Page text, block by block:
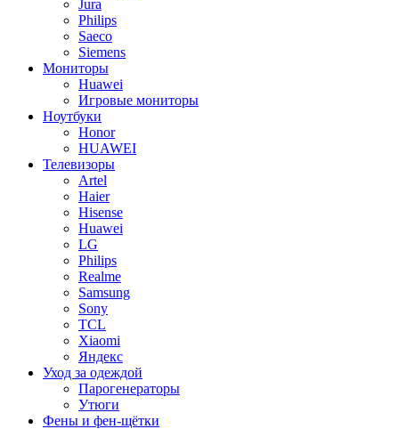
Jura
Philips
Saeco
Siemens
Мониторы
Huawei
Игровые мониторы
Ноутбуки
Honor
HUAWEI
Телевизоры
Artel
Haier
Hisense
Huawei
LG
Philips
Realme
Samsung
Sony
TCL
Xiaomi
Яндекс
Уход за одеждой
Парогенераторы
Утюги
Фены и фен-щётки